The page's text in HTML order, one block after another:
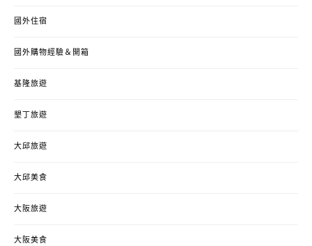
國外住宿
國外購物經驗＆開箱
基隆旅遊
墾丁旅遊
大邱旅遊
大邱美食
大阪旅遊
大阪美食